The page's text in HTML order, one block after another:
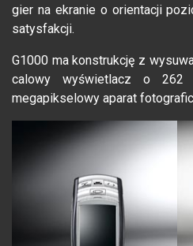
gier na ekranie o orientacji
satysfakcji.
G1000 ma konstrukcję z
calowy wyświetlacz o
megapikselowy aparat